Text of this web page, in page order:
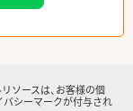
ソースは、お客様の個
シーマークが付与され